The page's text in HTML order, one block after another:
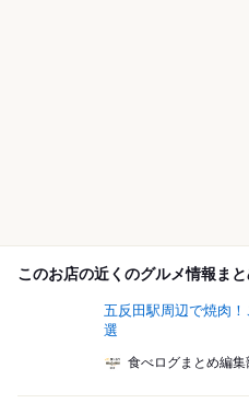
このお店の近くのグルメ情報ま
五反田駅周辺で焼肉
選
食べログまとめ編集